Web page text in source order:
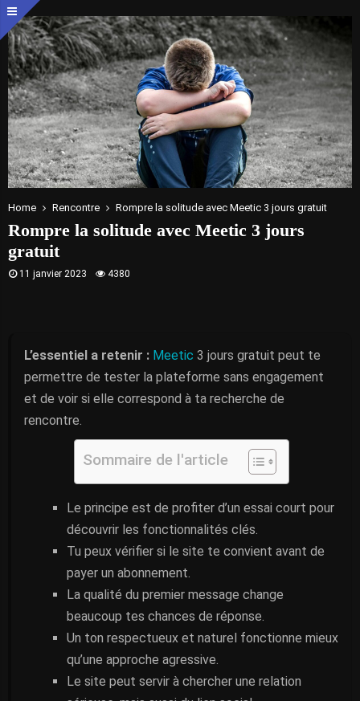
Home Rencontre Rompre la solitude avec Meetic 3 jours gratuit
Rompre la solitude avec Meetic 3 jours
gratuit
11 janvier 2023 4380
L’essentiel a retenir : Meetic 3 jours gratuit peut te
permettre de tester la plateforme sans engagement
et de voir si elle correspond à ta recherche de
rencontre.
Sommaire de l'article
Le principe est de profiter d’un essai court pour
découvrir les fonctionnalités clés.
Tu peux vérifier si le site te convient avant de
payer un abonnement.
La qualité du premier message change
beaucoup tes chances de réponse.
Un ton respectueux et naturel fonctionne mieux
qu’une approche agressive.
Le site peut servir à chercher une relation